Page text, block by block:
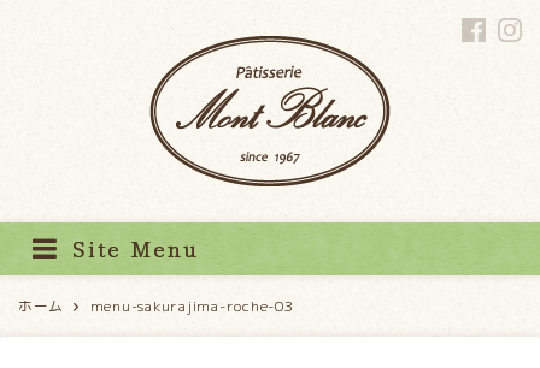
Site Menu
ホーム menu-sakurajima-roche-03